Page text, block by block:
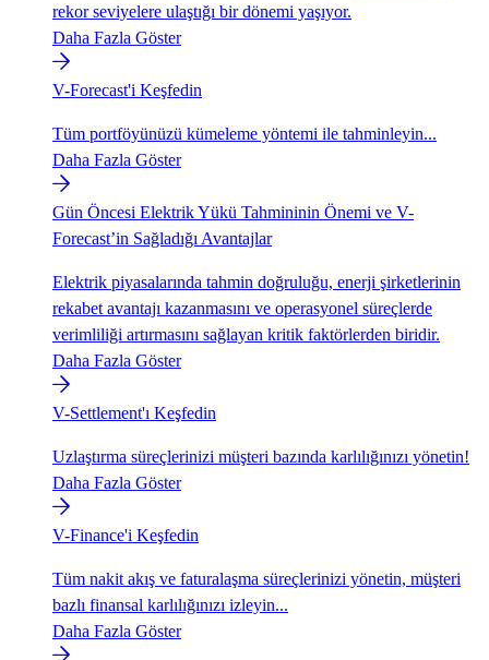
rekor seviyelere ulaştığı bir dönemi yaşıyor.
Daha Fazla Göster
V-Forecast'i Keşfedin
Tüm portföyünüzü kümeleme yöntemi ile tahminleyin...
Daha Fazla Göster
Gün Öncesi Elektrik Yükü Tahmininin Önemi ve V-
Forecast’in Sağladığı Avantajlar
Elektrik piyasalarında tahmin doğruluğu, enerji şirketlerinin
rekabet avantajı kazanmasını ve operasyonel süreçlerde
verimliliği artırmasını sağlayan kritik faktörlerden biridir.
Daha Fazla Göster
V-Settlement'ı Keşfedin
Uzlaştırma süreçlerinizi müşteri bazında karlılığınızı yönetin!
Daha Fazla Göster
V-Finance'i Keşfedin
Tüm nakit akış ve faturalaşma süreçlerinizi yönetin, müşteri
bazlı finansal karlılığınızı izleyin...
Daha Fazla Göster